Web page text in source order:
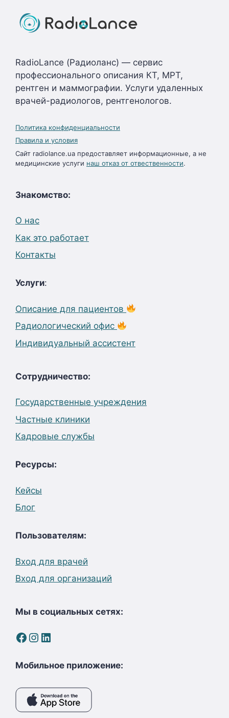
RadioLance (Радиоланс) — сервис
профессионального описания КТ, МРТ,
рентген и маммографии. Услуги удаленных
врачей-радиологов, рентгенологов.
Политика конфиденциальности
Правила и условия
Сайт radiolance.ua предоставляет информационные, а не
медицинские услуги наш отказ от отвественности.
Знакомство:
О нас
Как это работает
Контакты
Услуги:
Описание для пациентов
Радиологический офис
Индивидуальный ассистент
Сотрудничество:
Государственные учреждения
Частные клиники
Кадровые службы
Ресурсы:
Кейсы
Блог
Пользователям:
Вход для врачей
Вход для организаций
Мы в социальных сетях:
Facebook
Instagram
LinkedIn
Мобильное приложение: